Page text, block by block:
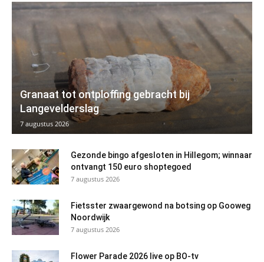
Granaat tot ontploffing gebracht bij
Langevelderslag
7 augustus 2026
Gezonde bingo afgesloten in Hillegom; winnaar
ontvangt 150 euro shoptegoed
7 augustus 2026
Fietsster zwaargewond na botsing op Gooweg
Noordwijk
7 augustus 2026
Flower Parade 2026 live op BO-tv